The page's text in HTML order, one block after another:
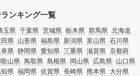
ンキング一覧
玉県 千葉県 茨城県 栃木県 群馬県 北海道
県 山形県 福島県 新潟県 富山県 石川県
県 静岡県 愛知県 三重県 滋賀県 京都府
山県 鳥取県 島根県 岡山県 広島県 山口県
県 福岡県 佐賀県 長崎県 熊本県 大分県